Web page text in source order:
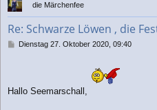
die Märchenfee
Re: Schwarze Löwen , die
B
a
Dienstag 27. Oktober 2020, 09:40
Hallo Seemarschall,